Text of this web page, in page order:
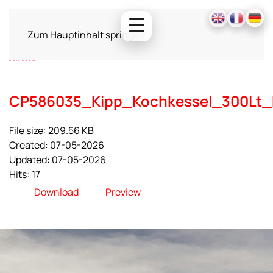
Zum Hauptinhalt springen
File size: 209.56 KB
Created: 07-05-2026
Updated: 07-05-2026
Hits: 17
Download
Preview